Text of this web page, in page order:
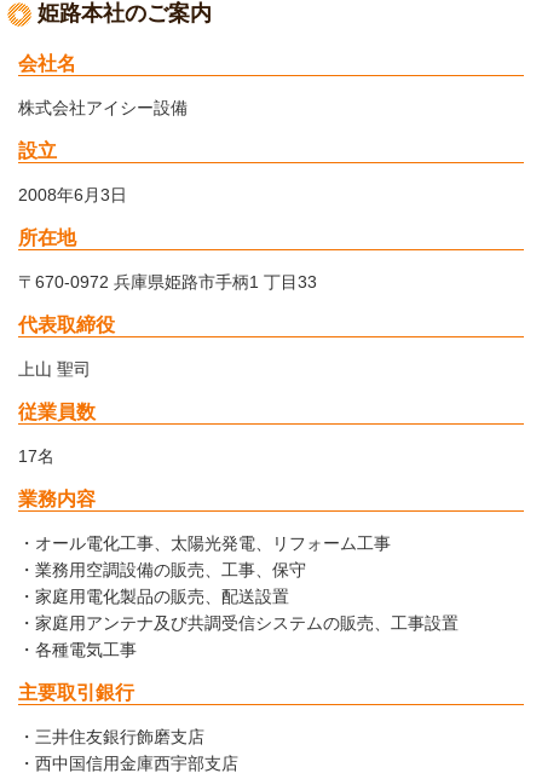
姫路本社のご案内
会社名
株式会社アイシー設備
設立
2008年6月3日
所在地
〒670-0972 兵庫県姫路市手柄1 丁目33
代表取締役
上山 聖司
従業員数
17名
業務内容
・オール電化工事、太陽光発電、リフォーム工事
・業務用空調設備の販売、工事、保守
・家庭用電化製品の販売、配送設置
・家庭用アンテナ及び共調受信システムの販売、工事設置
・各種電気工事
主要取引銀行
・三井住友銀行飾磨支店
・西中国信用金庫西宇部支店